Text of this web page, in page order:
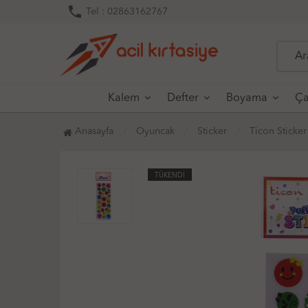
phone Tel : 02863162767
Kalem Defter Boyama
Anasayfa Oyuncak Sticker Ticon Sticker
TÜKENDİ